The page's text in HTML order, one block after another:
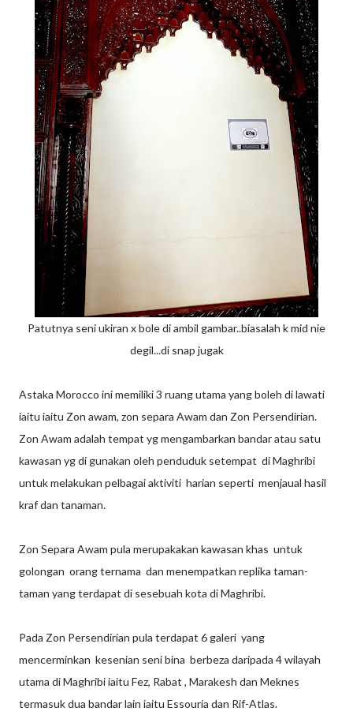
Patutnya seni ukiran x bole di ambil gambar..biasalah k mid nie
degil...di snap jugak
Astaka Morocco ini memiliki 3 ruang utama yang boleh di lawati
iaitu iaitu Zon awam, zon separa Awam dan Zon Persendirian.
Zon Awam adalah tempat yg mengambarkan bandar atau satu
kawasan yg di gunakan oleh penduduk setempat di Maghribi
untuk melakukan pelbagai aktiviti harian seperti menjaual hasil
kraf dan tanaman.
Zon Separa Awam pula merupakakan kawasan khas untuk
golongan orang ternama dan menempatkan replika taman-
taman yang terdapat di sesebuah kota di Maghribi.
Pada Zon Persendirian pula terdapat 6 galeri yang
mencerminkan kesenian seni bina berbeza daripada 4 wilayah
utama di Maghribi iaitu Fez, Rabat , Marakesh dan Meknes
termasuk dua bandar lain iaitu Essouria dan Rif-Atlas.